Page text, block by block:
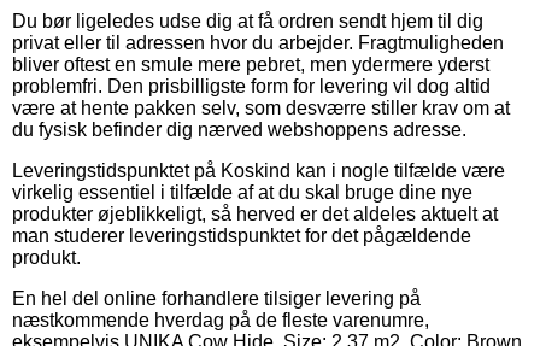
Du bør ligeledes udse dig at få ordren sendt hjem til dig
privat eller til adressen hvor du arbejder. Fragtmuligheden
bliver oftest en smule mere pebret, men ydermere yderst
problemfri. Den prisbilligste form for levering vil dog altid
være at hente pakken selv, som desværre stiller krav om at
du fysisk befinder dig nærved webshoppens adresse.
Leveringstidspunktet på Koskind kan i nogle tilfælde være
virkelig essentiel i tilfælde af at du skal bruge dine nye
produkter øjeblikkeligt, så herved er det aldeles aktuelt at
man studerer leveringstidspunktet for det pågældende
produkt.
En hel del online forhandlere tilsiger levering på
næstkommende hverdag på de fleste varenumre,
eksempelvis UNIKA Cow Hide. Size: 2,37 m2. Color: Brown,